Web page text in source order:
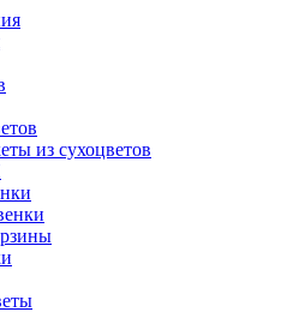
из сухоцветов